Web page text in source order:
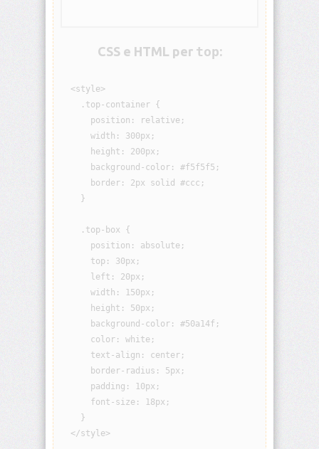
backdrop-
filter
backface-
visibility
background
background-
attachment
background-
blend-
mode
background-
clip
background-
color
background-
image
background-
origin
background-
position
CSS e HTML per top:
  <style>
    .top-container {
      position: relative;
      width: 300px;
      height: 200px;
      background-color: #f5f5f5;
      border: 2px solid #ccc;
    }
    .top-box {
      position: absolute;
      top: 30px;
      left: 20px;
      width: 150px;
      height: 50px;
      background-color: #50a14f;
      color: white;
      text-align: center;
      border-radius: 5px;
      padding: 10px;
      font-size: 18px;
    }
  </style>